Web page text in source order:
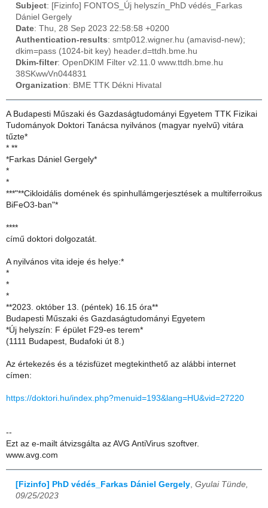
Subject: [Fizinfo] FONTOS_Új helyszín_PhD védés_Farkas
Dániel Gergely
Date: Thu, 28 Sep 2023 22:58:58 +0200
Authentication-results: smtp012.wigner.hu (amavisd-new);
dkim=pass (1024-bit key) header.d=ttdh.bme.hu
Dkim-filter: OpenDKIM Filter v2.11.0 www.ttdh.bme.hu
38SKwwVn044831
Organization: BME TTK Dékni Hivatal
A Budapesti Műszaki és Gazdaságtudományi Egyetem TTK Fizikai
Tudományok Doktori Tanácsa nyilvános (magyar nyelvű) vitára
tűzte*
* **
*Farkas Dániel Gergely*
*
*
***"**Cikloidális domének és spinhullámgerjesztések a multiferroikus
BiFeO3-ban"*
****
című doktori dolgozatát.
A nyilvános vita ideje és helye:*
*
*
*
**2023. október 13. (péntek) 16.15 óra**
Budapesti Műszaki és Gazdaságtudományi Egyetem
*Új helyszín: F épület F29-es terem*
(1111 Budapest, Budafoki út 8.)
Az értekezés és a tézisfüzet megtekinthető az alábbi internet
címen:
https://doktori.hu/index.php?menuid=193&lang=HU&vid=27220
--
Ezt az e-mailt átvizsgálta az AVG AntiVirus szoftver.
www.avg.com
[Fizinfo] PhD védés_Farkas Dániel Gergely Gyulai Tünde,
09/25/2023